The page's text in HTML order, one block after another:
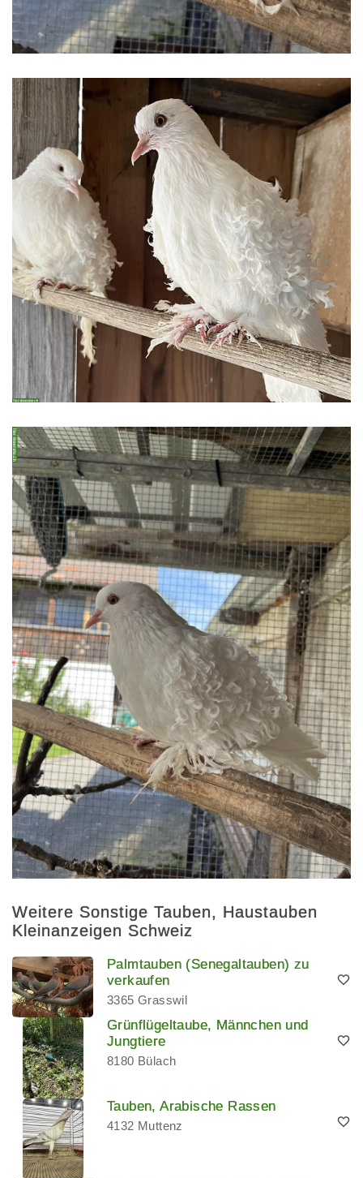
Weitere Sonstige Tauben, Haustauben
Kleinanzeigen Schweiz
Palmtauben (Senegaltauben) zu
verkaufen
3365 Grasswil
Grünflügeltaube, Männchen und
Jungtiere
8180 Bülach
Tauben, Arabische Rassen
4132 Muttenz